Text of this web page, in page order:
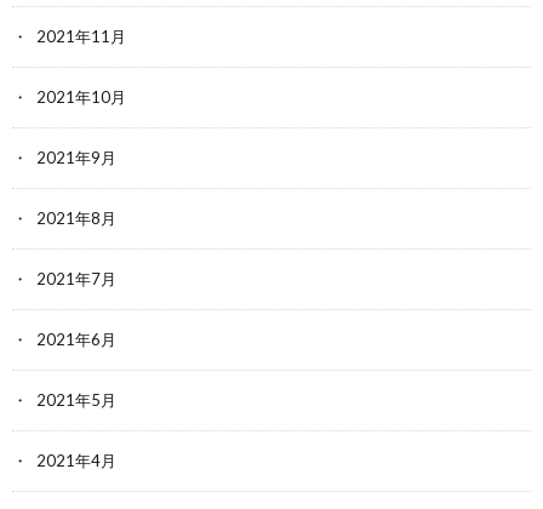
2021年11月
2021年10月
2021年9月
2021年8月
2021年7月
2021年6月
2021年5月
2021年4月